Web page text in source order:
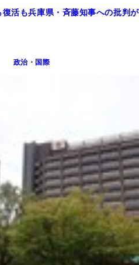
活も兵庫県・斉藤知事への批判が
政治・国際